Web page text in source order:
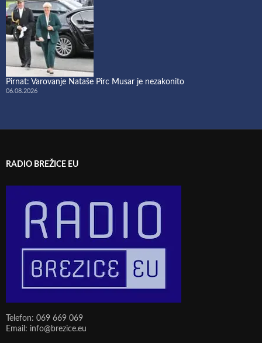
Pirnat: Varovanje Nataše Pirc Musar je nezakonito
06.08.2026
RADIO BREŽICE EU
Telefon: 069 669 069
Email: info@brezice.eu